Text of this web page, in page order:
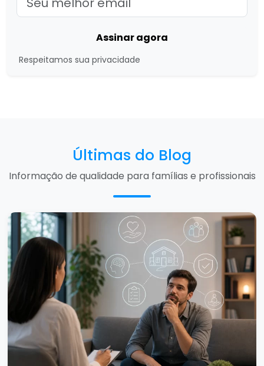
Assinar agora
Respeitamos sua privacidade
Últimas do Blog
Informação de qualidade para famílias e profissionais